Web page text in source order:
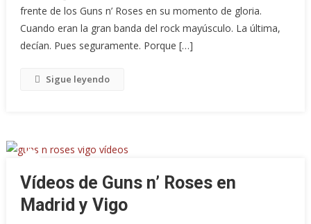
frente de los Guns n’ Roses en su momento de gloria.
Cuando eran la gran banda del rock mayúsculo. La última,
decían. Pues seguramente. Porque […]
Sigue leyendo
Vídeos de Guns n’ Roses en
Madrid y Vigo